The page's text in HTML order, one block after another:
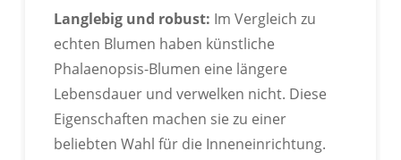
Langlebig und robust: Im Vergleich zu
echten Blumen haben künstliche
Phalaenopsis-Blumen eine längere
Lebensdauer und verwelken nicht. Diese
Eigenschaften machen sie zu einer
beliebten Wahl für die Inneneinrichtung.
BSCI-Zertifizierung Bestanden